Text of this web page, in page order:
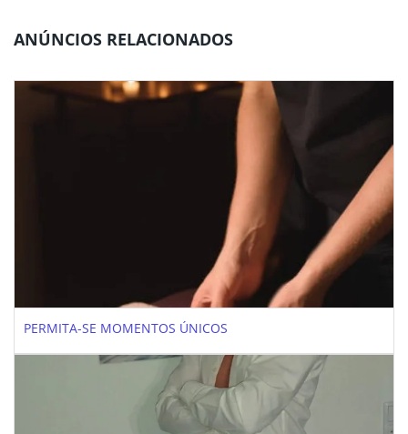
ANÚNCIOS RELACIONADOS
PERMITA-SE MOMENTOS ÚNICOS